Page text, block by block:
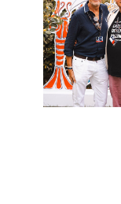
Neonato
Vedi tutti i
Accessori
Vedi tutti i